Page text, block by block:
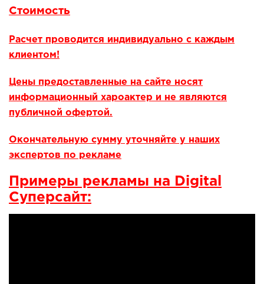
Стоимость
Расчет проводится индивидуально с каждым
клиентом!
Цены предоставленные на сайте носят
информационный хароактер и не являются
публичной офертой.
Окончательную сумму уточняйте у наших
экспертов по рекламе
Примеры рекламы на Digital
Суперсайт: